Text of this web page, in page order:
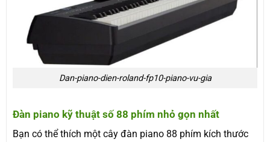
Dan-piano-dien-roland-fp10-piano-vu-gia
Đàn piano kỹ thuật số 88 phím nhỏ gọn nhất
Bạn có thể thích một cây đàn piano 88 phím kích thước